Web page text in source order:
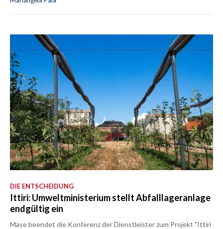
DIE ENTSCHEIDUNG
Ittiri: Umweltministerium stellt Abfalllageranlage
endgültig ein
Mase beendet die Konferenz der Dienstleister zum Projekt "Ittiri